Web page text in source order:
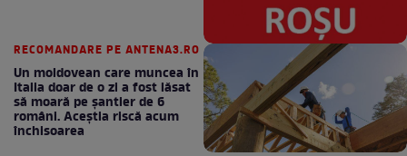
RECOMANDARE PE ANTENA3.RO
Un moldovean care muncea în
Italia doar de o zi a fost lăsat
să moară pe şantier de 6
români. Aceștia riscă acum
închisoarea